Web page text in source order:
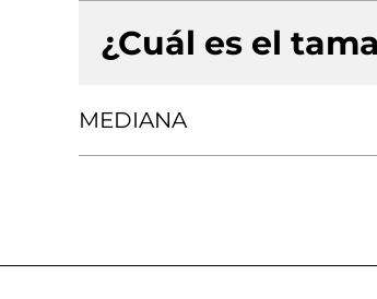
¿Cuál es el
MEDIANA